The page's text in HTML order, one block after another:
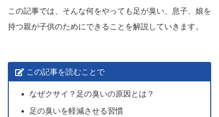
この記事では、そんな何をやっても足が臭い、息子、娘を
持つ親が子供のためにできることを解説していきます。
この記事を読むことで
なぜクサイ？足の臭いの原因とは？
足の臭いを軽減させる習慣